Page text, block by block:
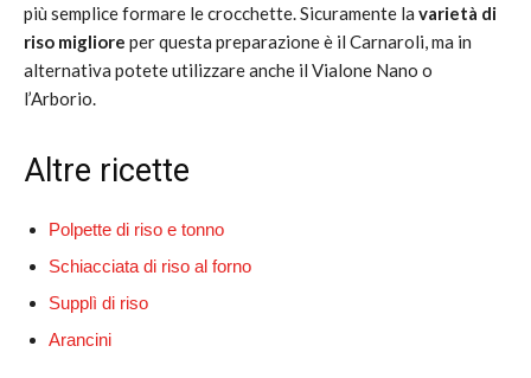
più semplice formare le crocchette. Sicuramente la varietà di
riso migliore per questa preparazione è il Carnaroli, ma in
alternativa potete utilizzare anche il Vialone Nano o
l’Arborio.
Altre ricette
Polpette di riso e tonno
Schiacciata di riso al forno
Supplì di riso
Arancini